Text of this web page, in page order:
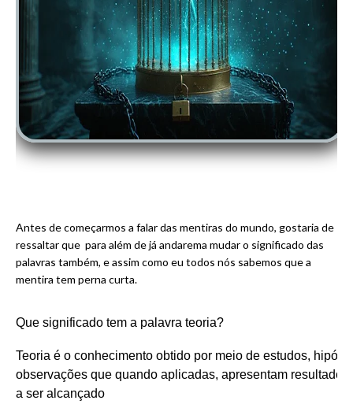
Antes de começarmos a falar das mentiras do mundo, gostaria de
ressaltar que para além de já andarema mudar o significado das
palavras também, e assim como eu todos nós sabemos que a
mentira tem perna curta.
Que significado tem a palavra teoria?
Teoria é o conhecimento obtido por meio de estudos,
observações que quando aplicadas, apresentam
a ser alcançado